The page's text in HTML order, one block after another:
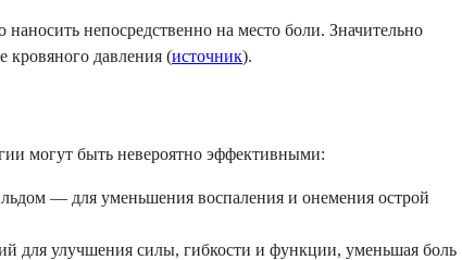
непосредственно на место боли. Значительно
кровяного давления (источник).
могут быть невероятно эффективными:
— для уменьшения воспаления и онемения острой
для улучшения силы, гибкости и функции, уменьшая боль